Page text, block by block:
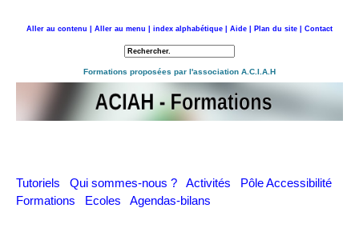
Aller au contenu | Aller au menu | index alphabétique | Aide | Plan du site | Contact
Formations proposées par l'association A.C.I.A.H
Tutoriels Qui sommes-nous ? Activités Pôle Accessibilité
Formations Ecoles Agendas-bilans